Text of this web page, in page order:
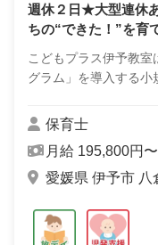
週休２日★大型連休
ちの“できた！”を育
こどもプラス伊予教
グラム」を導入する小
等デイサービスを行っ
保育士
月給 195,800円
愛媛県 伊予市 八